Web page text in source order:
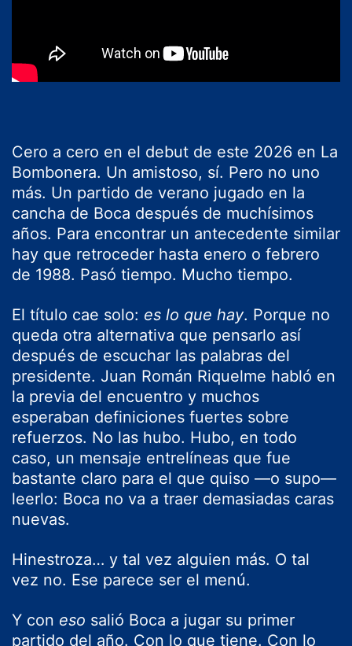
Cero a cero en el debut de este 2026 en La
Bombonera. Un amistoso, sí. Pero no uno
más. Un partido de verano jugado en la
cancha de Boca después de muchísimos
años. Para encontrar un antecedente similar
hay que retroceder hasta enero o febrero
de 1988. Pasó tiempo. Mucho tiempo.
El título cae solo: es lo que hay. Porque no
queda otra alternativa que pensarlo así
después de escuchar las palabras del
presidente. Juan Román Riquelme habló en
la previa del encuentro y muchos
esperaban definiciones fuertes sobre
refuerzos. No las hubo. Hubo, en todo
caso, un mensaje entrelíneas que fue
bastante claro para el que quiso —o supo—
leerlo: Boca no va a traer demasiadas caras
nuevas.
Hinestroza… y tal vez alguien más. O tal
vez no. Ese parece ser el menú.
Y con eso salió Boca a jugar su primer
partido del año. Con lo que tiene. Con lo